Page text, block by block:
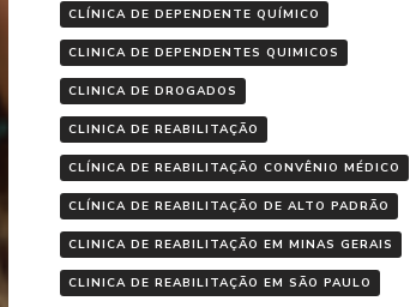
CLÍNICA DE DEPENDENTE QUÍMICO
CLINICA DE DEPENDENTES QUIMICOS
CLINICA DE DROGADOS
CLINICA DE REABILITAÇÃO
CLÍNICA DE REABILITAÇÃO CONVÊNIO MÉDICO
CLÍNICA DE REABILITAÇÃO DE ALTO PADRÃO
CLINICA DE REABILITAÇÃO EM MINAS GERAIS
CLINICA DE REABILITAÇÃO EM SÃO PAULO